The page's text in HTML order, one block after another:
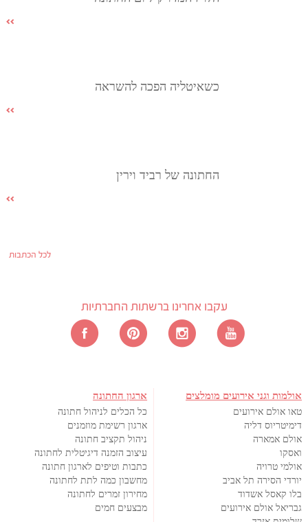
כשאיטליה הפכה להשראה
החתונה של רביד וירין
לכל הכתבות
עקבו אחרינו ברשתות החברתיות
אולמות וגני אירועים מומלצים
טאו אולם אירועים
דימיטריוס דליה
אולם אמארה
ואסקו
אולמי טרויה
יורדי הסירה תל אביב
בלו קאסל אשדוד
גבריאל אולם אירועים
ארגון החתונה
כל הכלים לניהול חתונה
ארגון רשימת מוזמנים
ניהול תקציב חתונה
עיצוב הזמנה דיגיטלית לחתונה
כתבות וטיפים לארגון חתונה
מחשבון כמה לתת לחתונה
מחירון זמרים לחתונה
מבצעים חמים